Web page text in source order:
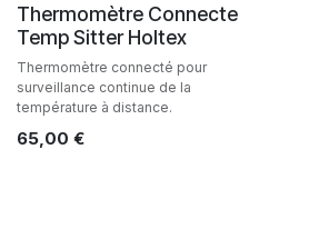
Thermomètre Connecte
Temp Sitter Holtex
Thermomètre connecté pour
surveillance continue de la
température à distance.
65,00 €